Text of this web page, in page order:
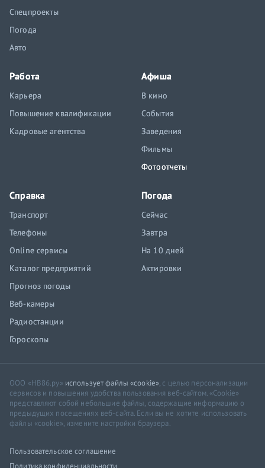
Спецпроекты
Погода
Авто
Работа
Карьера
Повышение квалификации
Кадровые агентства
Афиша
В кино
События
Заведения
Фильмы
Фотоотчеты
Справка
Транспорт
Телефоны
Online сервисы
Каталог предприятий
Прогноз погоды
Веб-камеры
Радиостанции
Гороскопы
Погода
Сейчас
Завтра
На 10 дней
Актировки
ООО «НВ86.ру» использует файлы «cookie», с целью персонализации
сервисов и повышения удобства пользования веб-сайтом. «Cookie»
представляют собой небольшие файлы, содержащие информацию о
предыдущих посещениях веб-сайта. Если вы не хотите использовать
файлы «cookie», измените настройки браузера.
Пользовательское соглашение
Политика конфиденциальности